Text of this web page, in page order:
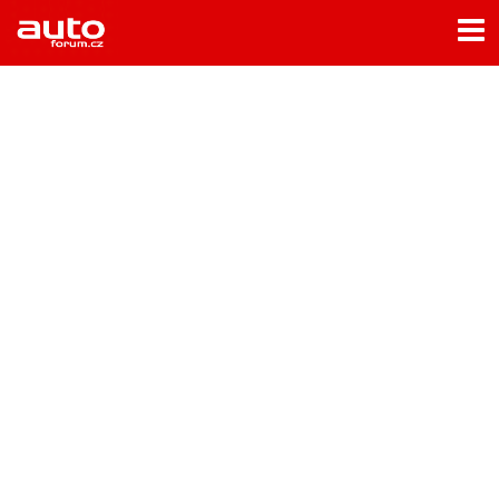
Home
Rubriky